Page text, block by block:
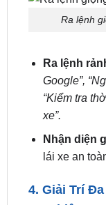
Ra lệnh
“Kiểm tra
xe”.
Nhận diện
lái xe an toàn.
4. Giải Trí
Hỗ trợ